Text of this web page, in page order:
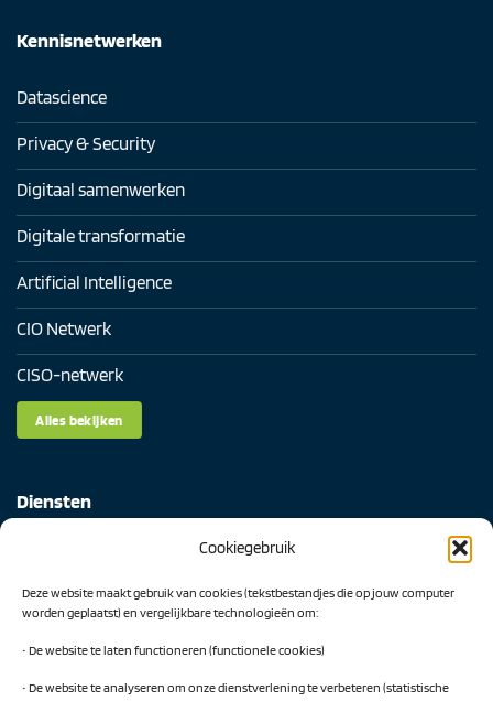
Cookiegebruik
Deze website maakt gebruik van cookies (tekstbestandjes die op jouw computer
worden geplaatst) en vergelijkbare technologieën om:
• De website te laten functioneren (functionele cookies)
• De website te analyseren om onze dienstverlening te verbeteren (statistische
Kennisnetwerken
Datascience
Privacy & Security
Digitaal samenwerken
Digitale transformatie
Artificial Intelligence
CIO Netwerk
CISO-netwerk
Alles bekijken
Diensten
AI Readiness Scan
Traineeship SN Data & AI